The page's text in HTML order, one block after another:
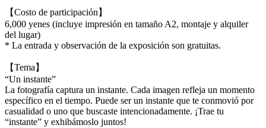
【Costo de participación】
6,000 yenes (incluye impresión en tamaño A2, montaje y alquiler
del lugar)
* La entrada y observación de la exposición son gratuitas.
【Tema】
“Un instante”
La fotografía captura un instante. Cada imagen refleja un momento
específico en el tiempo. Puede ser un instante que te conmovió por
casualidad o uno que buscaste intencionadamente. ¡Trae tu
“instante” y exhibámoslo juntos!